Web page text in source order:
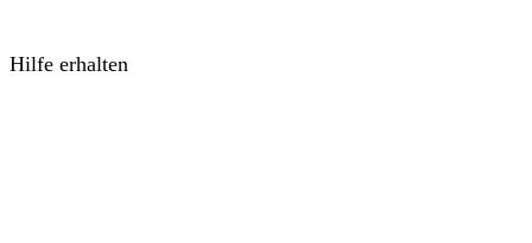
Hilfe erhalten